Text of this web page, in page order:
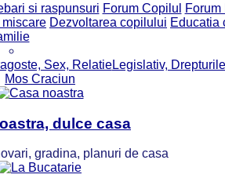
si raspunsuri Forum Copilul Forum
Dezvoltarea copilului Educatia
Sex, RelatieLegislativ,
Mos Craciun
dulce casa
gradina, planuri de casa